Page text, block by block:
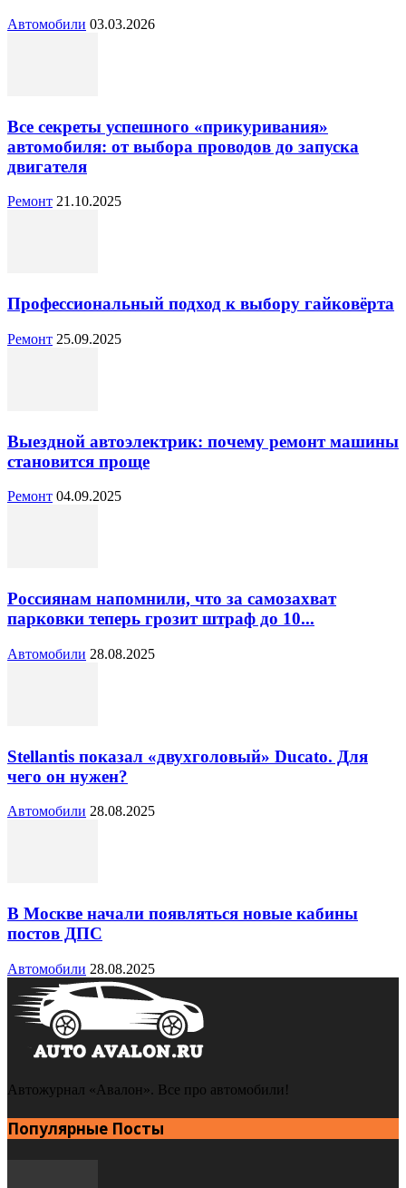
Автомобили 03.03.2026
Все секреты успешного «прикуривания»
автомобиля: от выбора проводов до запуска
двигателя
Ремонт 21.10.2025
Профессиональный подход к выбору гайковёрта
Ремонт 25.09.2025
Выездной автоэлектрик: почему ремонт машины
становится проще
Ремонт 04.09.2025
Россиянам напомнили, что за самозахват
парковки теперь грозит штраф до 10...
Автомобили 28.08.2025
Stellantis показал «двухголовый» Ducato. Для
чего он нужен?
Автомобили 28.08.2025
В Москве начали появляться новые кабины
постов ДПС
Автомобили 28.08.2025
Автожурнал «Авалон». Все про автомобили!
Популярные Посты